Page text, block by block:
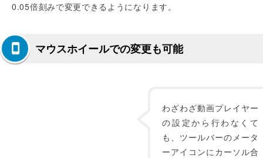
0.05倍刻みで変更できるようになります。
マウスホイールでの変更も可能
わざわざ動画プレイヤー
の設定から行わなくて
も、ツールバーのメータ
ーアイコンにカーソル合